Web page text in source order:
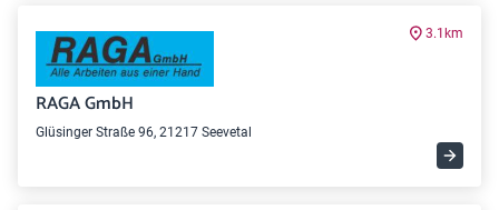
3.1km
RAGA GmbH
Glüsinger Straße 96, 21217 Seevetal